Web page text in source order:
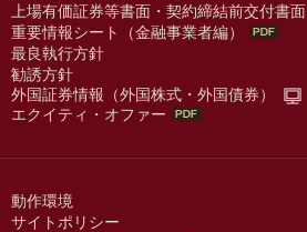
上場有価証券等書面・契約締結前交付書面
重要情報シート（金融事業者編）
最良執行方針
勧誘方針
外国証券情報（外国株式・外国債券）
エクイティ・オファー
動作環境
サイトポリシー